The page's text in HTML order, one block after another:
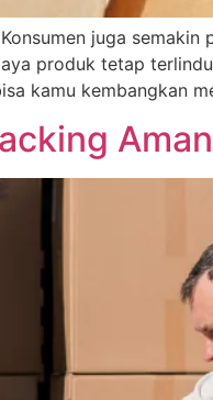
juga
produk tetap
kamu kembangkan